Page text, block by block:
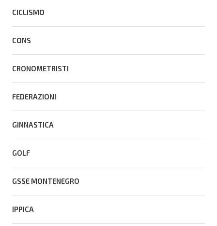
CICLISMO
CONS
CRONOMETRISTI
FEDERAZIONI
GINNASTICA
GOLF
GSSE MONTENEGRO
IPPICA